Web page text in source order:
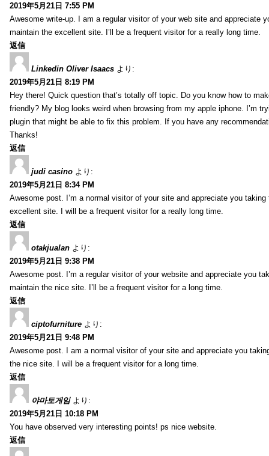
2019年5月21日 7:55 PM
Awesome write-up. I am a regular visitor of your web site and appreciate
maintain the excellent site. I’ll be a frequent visitor for a really long time.
返信
Linkedin Oliver Isaacs より:
2019年5月21日 8:19 PM
Hey there! Quick question that’s totally off topic. Do you know how to
friendly? My blog looks weird when browsing from my apple iphone. I’m
plugin that might be able to fix this problem. If you have any
Thanks!
返信
judi casino より:
2019年5月21日 8:34 PM
Awesome post. I’m a normal visitor of your site and appreciate you
excellent site. I will be a frequent visitor for a really long time.
返信
otakjualan より:
2019年5月21日 9:38 PM
Awesome post. I’m a regular visitor of your website and appreciate you
maintain the nice site. I’ll be a frequent visitor for a long time.
返信
ciptofurniture より:
2019年5月21日 9:48 PM
Awesome post. I am a normal visitor of your site and appreciate you
the nice site. I will be a frequent visitor for a long time.
返信
야마토게임 より:
2019年5月21日 10:18 PM
You have observed very interesting points! ps nice website.
返信